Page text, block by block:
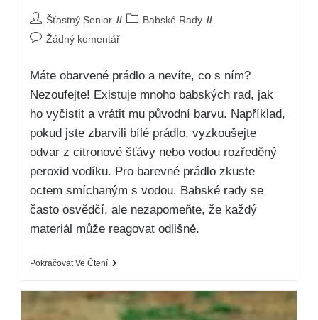
Šťastný Senior
Babské Rady
Žádný komentář
Máte obarvené prádlo a nevíte, co s ním?
Nezoufejte! Existuje mnoho babských rad, jak
ho vyčistit a vrátit mu původní barvu. Například,
pokud jste zbarvili bílé prádlo, vyzkoušejte
odvar z citronové šťávy nebo vodou rozředěný
peroxid vodíku. Pro barevné prádlo zkuste
octem smíchaným s vodou. Babské rady se
často osvědčí, ale nezapomeňte, že každý
materiál může reagovat odlišně.
Pokračovat Ve Čtení